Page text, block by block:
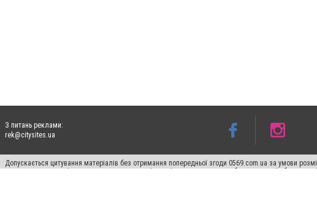
З питань реклами:
rek@citysites.ua
Допускається цитування матеріалів без отримання попередньої згоди 0569.com.ua за умови
пошукових систем гіперпосилання на цитовані статті не нижче другого абзацу в тексті або в